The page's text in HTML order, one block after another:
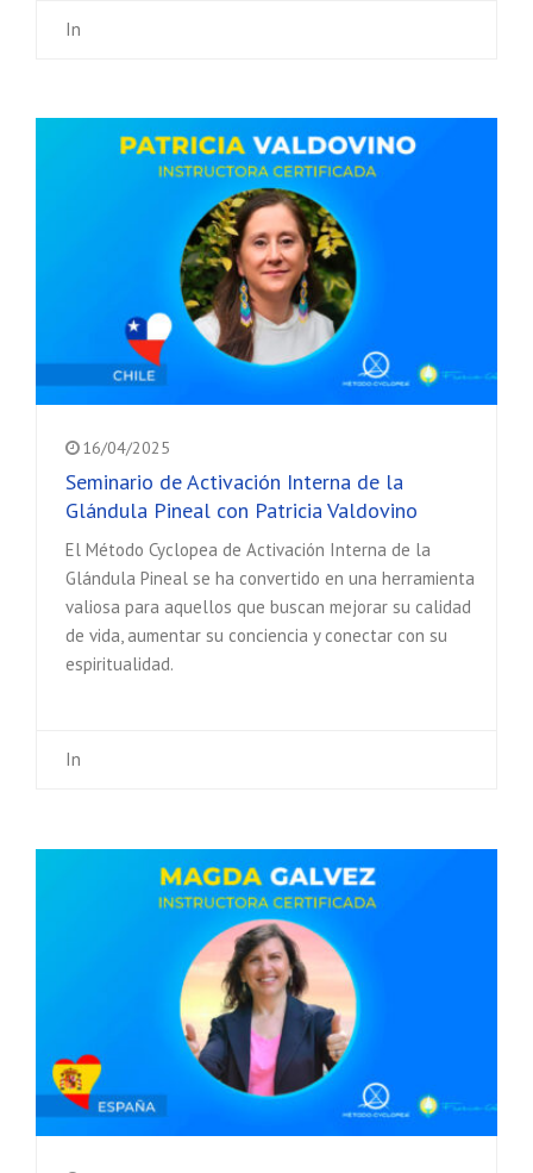
In
16/04/2025
Seminario de Activación Interna de la
Glándula Pineal con Patricia Valdovino
El Método Cyclopea de Activación Interna de la
Glándula Pineal se ha convertido en una herramienta
valiosa para aquellos que buscan mejorar su calidad
de vida, aumentar su conciencia y conectar con su
espiritualidad.
In